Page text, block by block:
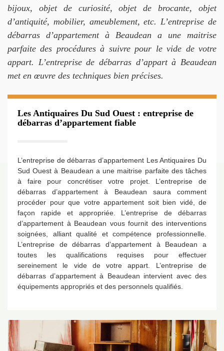
bijoux, objet de curiosité, objet de brocante, objet
d’antiquité, mobilier, ameublement, etc. L’entreprise de
débarras d’appartement à Beaudean a une maitrise
parfaite des procédures à suivre pour le vide de votre
appart. L’entreprise de débarras d’appart à Beaudean
met en œuvre des techniques bien précises.
Les Antiquaires Du Sud Ouest : entreprise de
débarras d’appartement fiable
L’entreprise de débarras d’appartement Les Antiquaires Du
Sud Ouest à Beaudean a une maitrise parfaite des tâches
à faire pour concrétiser votre projet. L’entreprise de
débarras d’appartement à Beaudean saura comment
procéder pour que votre appartement soit bien vidé, de
façon rapide et appropriée. L’entreprise de débarras
d’appartement à Beaudean vous fournit des interventions
soignées, alliant qualité et compétence professionnelle.
L’entreprise de débarras d’appartement à Beaudean a
toutes les qualifications requises pour effectuer
sereinement le vide de votre appart. L’entreprise de
débarras d’appartement à Beaudean intervient avec des
équipements appropriés et des personnels qualifiés.